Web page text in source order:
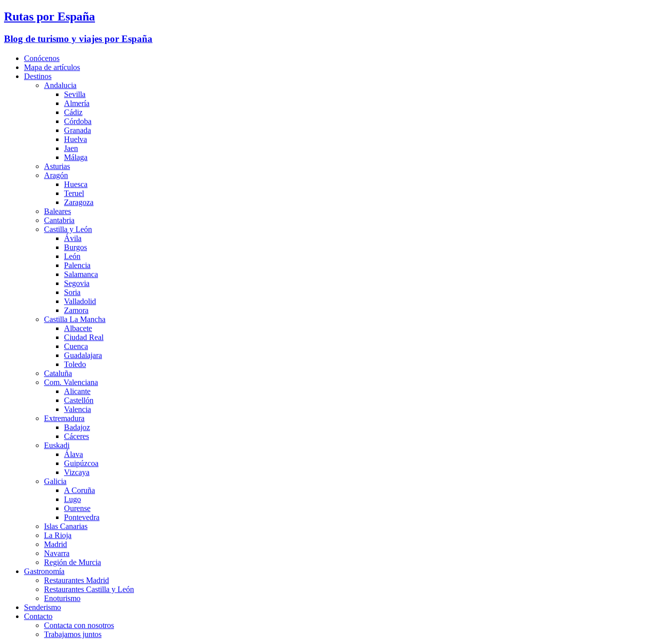
Rutas por España
Blog de turismo y viajes por España
Conócenos
Mapa de artículos
Destinos
Andalucia
Sevilla
Almería
Cádiz
Córdoba
Granada
Huelva
Jaen
Málaga
Asturias
Aragón
Huesca
Teruel
Zaragoza
Baleares
Cantabria
Castilla y León
Ávila
Burgos
León
Palencia
Salamanca
Segovia
Soria
Valladolid
Zamora
Castilla La Mancha
Albacete
Ciudad Real
Cuenca
Guadalajara
Toledo
Cataluña
Com. Valenciana
Alicante
Castellón
Valencia
Extremadura
Badajoz
Cáceres
Euskadi
Álava
Guipúzcoa
Vizcaya
Galicia
A Coruña
Lugo
Ourense
Pontevedra
Islas Canarias
La Rioja
Madrid
Navarra
Región de Murcia
Gastronomía
Restaurantes Madrid
Restaurantes Castilla y León
Enoturismo
Senderismo
Contacto
Contacta con nosotros
Trabajamos juntos